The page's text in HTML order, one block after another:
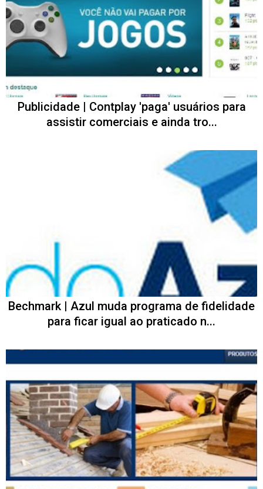
Publicidade | Contplay 'paga' usuários para
assistir comerciais e ainda tro...
Bechmark | Azul muda programa de fidelidade
para ficar igual ao praticado n...